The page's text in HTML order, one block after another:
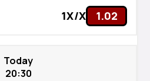
1X/X 1.02
Today
20:30